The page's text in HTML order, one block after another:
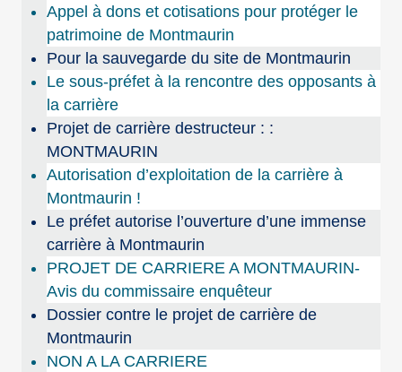
Appel à dons et cotisations pour protéger le
patrimoine de Montmaurin
Pour la sauvegarde du site de Montmaurin
Le sous-préfet à la rencontre des opposants à
la carrière
Projet de carrière destructeur : :
MONTMAURIN
Autorisation d’exploitation de la carrière à
Montmaurin !
Le préfet autorise l’ouverture d’une immense
carrière à Montmaurin
PROJET DE CARRIERE A MONTMAURIN-
Avis du commissaire enquêteur
Dossier contre le projet de carrière de
Montmaurin
NON A LA CARRIERE